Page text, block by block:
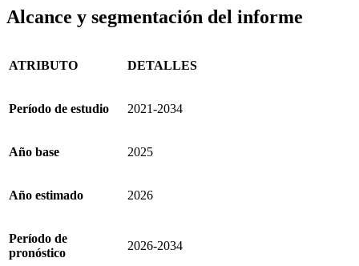
Alcance y segmentación del informe
ATRIBUTO DETALLES
Período de estudio 2021-2034
Año base 2025
Año estimado 2026
Período de
pronóstico
2026-2034